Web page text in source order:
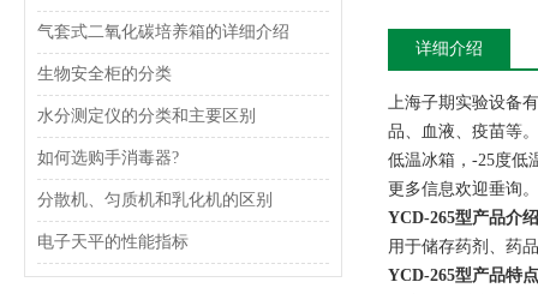
气套式二氧化碳培养箱的详细介绍
生物安全柜的分类
水分测定仪的分类和主要区别
如何选购手消毒器?
分散机、匀质机和乳化机的区别
电子天平的性能指标
详细介绍
上海子期实验设备
品、血液、疫苗等
低温冰箱，-25度低
更多信息欢迎垂询。
YCD-265型产品介
用于储存药剂、药
YCD-265型产品特